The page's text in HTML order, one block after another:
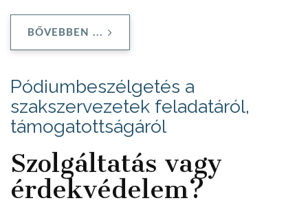
BŐVEBBEN ...
Pódiumbeszélgetés a
szakszervezetek feladatáról,
támogatottságáról
Szolgáltatás vagy
érdekvédelem?